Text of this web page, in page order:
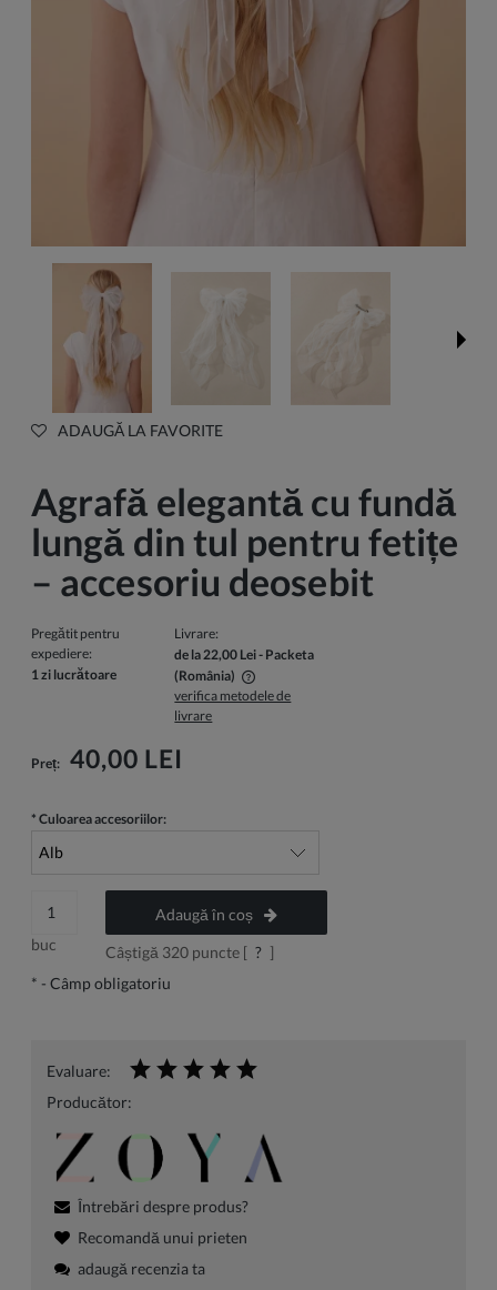
ADAUGĂ LA FAVORITE
Agrafă elegantă cu fundă
lungă din tul pentru fetițe
– accesoriu deosebit
Pregătit pentru
expediere:
1 zi lucrătoare
Livrare:
de la 22,00 Lei- Packeta
(România)
Pretul nu include eventualele costuri de plata
verifica metodele de
livrare
Preț: 40,00 LEI
* Culoarea accesoriilor:
buc
Adaugă în coș
Câștigă 320puncte [ ? ]
* - Câmp obligatoriu
Evaluare:
Producător:
Întrebări despre produs?
Recomandă unui prieten
adaugă recenzia ta